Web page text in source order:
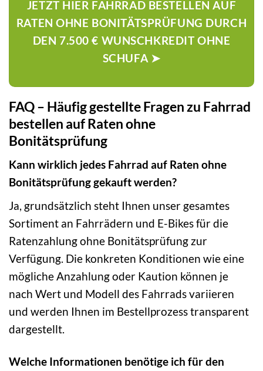
JETZT HIER FAHRRAD BESTELLEN AUF
RATEN OHNE BONITÄTSPRÜFUNG DURCH
DEN 7.500 € WUNSCHKREDIT OHNE
SCHUFA ➤
FAQ – Häufig gestellte Fragen zu Fahrrad
bestellen auf Raten ohne
Bonitätsprüfung
Kann wirklich jedes Fahrrad auf Raten ohne
Bonitätsprüfung gekauft werden?
Ja, grundsätzlich steht Ihnen unser gesamtes
Sortiment an Fahrrädern und E-Bikes für die
Ratenzahlung ohne Bonitätsprüfung zur
Verfügung. Die konkreten Konditionen wie eine
mögliche Anzahlung oder Kaution können je
nach Wert und Modell des Fahrrads variieren
und werden Ihnen im Bestellprozess transparent
dargestellt.
Welche Informationen benötige ich für den